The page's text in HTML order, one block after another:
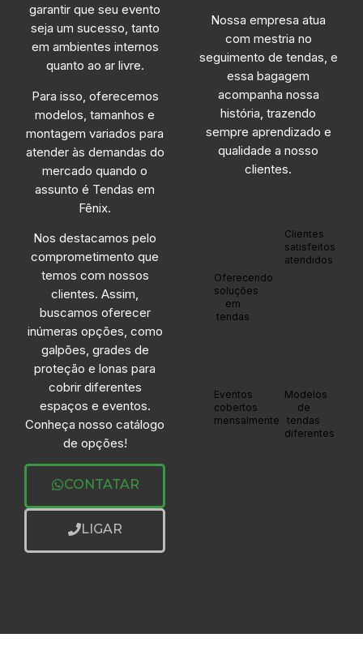
garantir que seu evento
seja um sucesso, tanto
em ambientes internos
quanto ao ar livre.
Para isso, oferecemos
modelos, tamanhos e
montagem variados para
atender às demandas do
mercado quando o
assunto é Tendas em
Fênix.
Nos destacamos pelo
comprometimento que
temos com nossos
clientes. Assim,
buscamos oferecer
inúmeras opções, como
galpões, grades de
proteção e lonas para
cobrir diferentes
espaços e eventos.
Conheça nosso catálogo
de opções!
CONTATAR
LIGAR
Nossa empresa atua
com mestria no
seguimento de tendas, e
essa bagagem
acompanha nossa
história, trazendo
sempre aprendizado e
qualidade a nosso
clientes.
anos
Oferecendo
soluções
em
tendas
+1200
Clientes
satisfeitos
atendidos
+20
Eventos
cobertos
mensalmente
+20
Modelos
de
tendas
diferentes